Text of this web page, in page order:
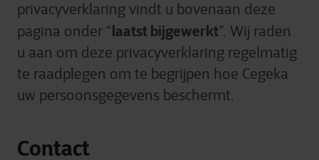
privacyverklaring vindt u bovenaan deze
pagina onder “laatst bijgewerkt”. Wij raden
u aan om deze privacyverklaring regelmatig
te raadplegen om te begrijpen hoe Cegeka
uw persoonsgegevens beschermt.
Contact